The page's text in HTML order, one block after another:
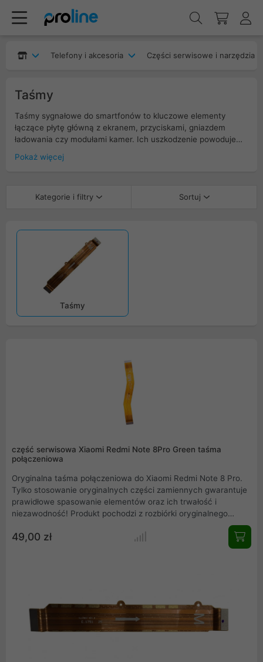
Telefony i akcesoria Części serwisowe i narzędzia
Taśmy
Taśmy sygnałowe do smartfonów to kluczowe elementy
łączące płytę główną z ekranem, przyciskami, gniazdem
ładowania czy modułami kamer. Ich uszkodzenie powoduje
przyciski. W naszej ofercie znajdziesz wysokiej jakości taśmy
aby przywrócić pełną funkcjonalność smartfona i uniknąć
Pokaż więcej
Kategorie i filtry Sortuj
Taśmy
część serwisowa Xiaomi Redmi Note 8Pro Green taśma
połączeniowa
Oryginalna taśma połączeniowa do Xiaomi Redmi Note 8 Pro.
Tylko stosowanie oryginalnych części zamiennych gwarantuje
prawidłowe spasowanie elementów oraz ich trwałość i
niezawodność! Produkt pochodzi z rozbiórki oryginalnego
Xiaomi Redmi Note 8 Pro. Przedstawiamy rzeczywiste zdjęcie
produktu. Mamy również w ofercie inne części serwisowe,
49,00 zł